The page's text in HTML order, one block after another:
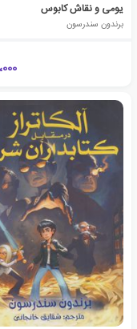
یومی و نقاش کابوس
برندون سندرسون